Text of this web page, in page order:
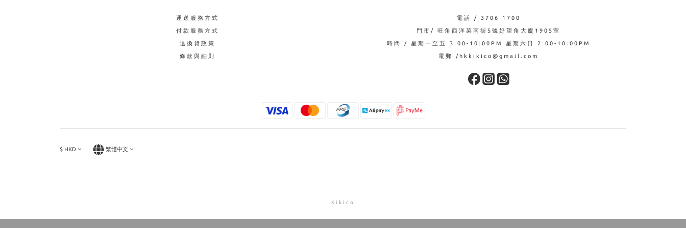
運送服務方式
付款服務方式
退換貨政策
條款與細則
電話 / 3706 1700
門市/ 旺角西洋菜南街5號好望角大廈1905室
時間 / 星期一至五 3:00-10:00PM 星期六日 2:00-10:00PM
電郵 /hkkikico@gmail.com
$ HKD 繁體中文
Kikico